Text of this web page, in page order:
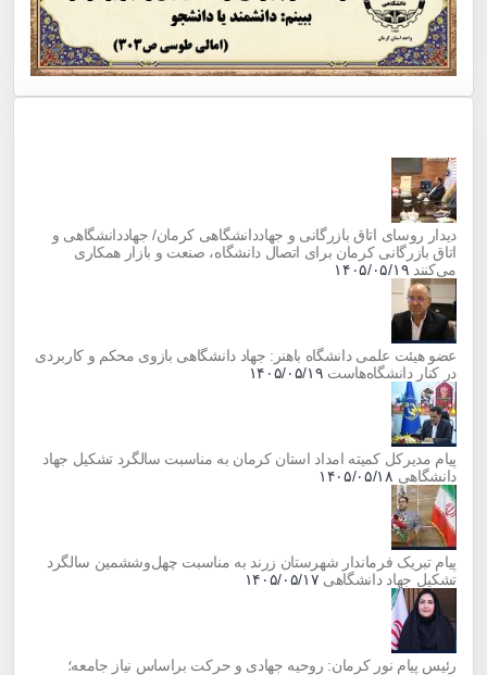
‌دیدار روسای اتاق بازرگانی و جهاددانشگاهی کرمان/ جهاددانشگاهی و
اتاق بازرگانی کرمان برای اتصال دانشگاه، صنعت و بازار همکاری
می‌کنند ۱۴۰۵/۰۵/۱۹
عضو هیئت علمی دانشگاه باهنر: جهاد دانشگاهی بازوی محکم و کاربردی
در کنار دانشگاه‌هاست ۱۴۰۵/۰۵/۱۹
پیام مدیرکل کمیته امداد استان کرمان به مناسبت سالگرد تشکیل جهاد
دانشگاهی ۱۴۰۵/۰۵/۱۸
پیام تبریک فرماندار شهرستان زرند به مناسبت چهل‌وششمین سالگرد
تشکیل جهاد دانشگاهی ۱۴۰۵/۰۵/۱۷
رئیس پیام نور کرمان: روحیه جهادی و حرکت براساس نیاز جامعه؛